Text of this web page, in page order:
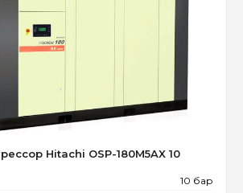
Hitachi OSP-180M5AX 10
10 бар